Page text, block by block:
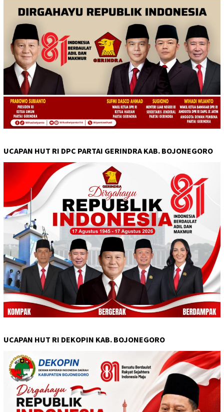
UCAPAN HUT RI DPC PARTAI GERINDRA KAB. BOJONEGORO
UCAPAN HUT RI DEKOPIN KAB. BOJONEGORO